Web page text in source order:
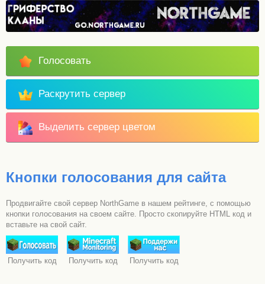
Голосовать
Раскрутить сервер
Выделить сервер цветом
Кнопки голосования для сайта
Продвигайте свой сервер NorthGame в нашем рейтинге, с помощью
кнопки голосования на своем сайте. Просто скопируйте HTML код и
вставьте на свой сайт.
Получить код Получить код Получить код